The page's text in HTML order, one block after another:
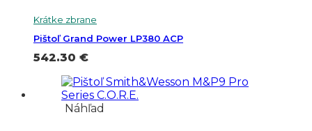
Krátke zbrane
Pištoľ Grand Power LP380 ACP
542.30 €
Náhľad